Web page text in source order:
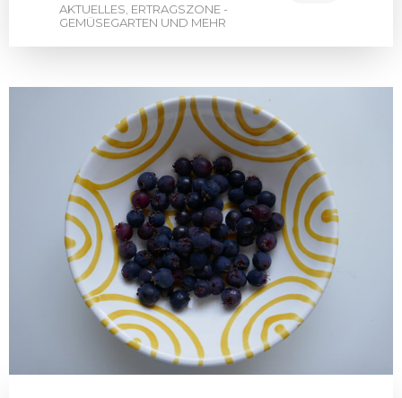
AKTUELLES ERTRAGSZONE -
GEMÜSEGARTEN UND MEHR